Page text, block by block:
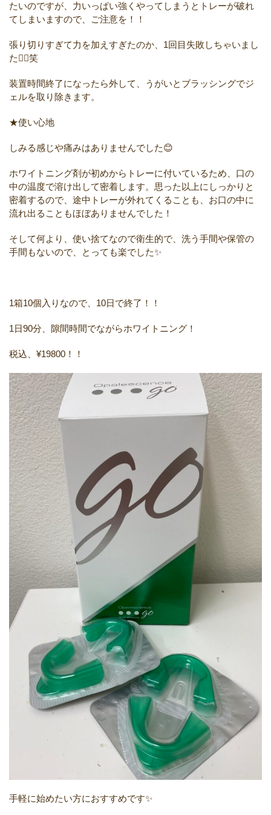
たいのですが、力いっぱい強くやってしまうとトレーが破れ
てしまいますので、ご注意を！！
張り切りすぎて力を加えすぎたのか、1回目失敗しちゃいまし
た🙋‍♀️笑
装置時間終了になったら外して、うがいとブラッシングでジ
ェルを取り除きます。
★使い心地
しみる感じや痛みはありませんでした😊
ホワイトニング剤が初めからトレーに付いているため、口の
中の温度で溶け出して密着します。思った以上にしっかりと
密着するので、途中トレーが外れてくることも、お口の中に
流れ出ることもほぼありませんでした！
そして何より、使い捨てなので衛生的で、洗う手間や保管の
手間もないので、とっても楽でした✨
1箱10個入りなので、10日で終了！！
1日90分、隙間時間でながらホワイトニング！
税込、¥19800！！
手軽に始めたい方におすすめです✨